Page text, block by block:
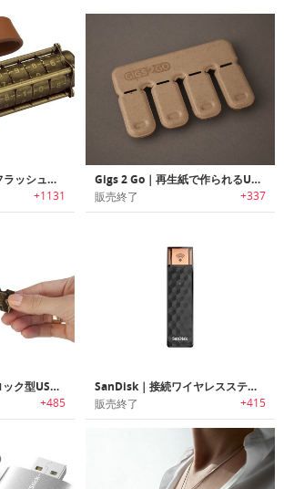
クリプテックスUSBフラッシュドライブ
+1131
Gigs 2 Go｜再生紙で作られるUSBフラッシュドライブパック
販売終了 +337
Cryptex｜ラウンドロック型USBフラッシュドライブ「クリプテックス」
+485
SanDisk｜接続ワイヤレススティック
販売終了 +415